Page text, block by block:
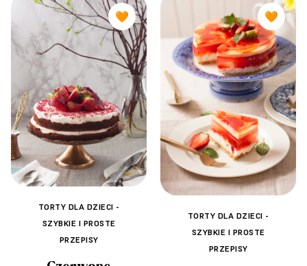
🧡
TORTY DLA DZIECI -
SZYBKIE I PROSTE
PRZEPISY
🧡
TORTY DLA DZIECI -
SZYBKIE I PROSTE
PRZEPISY